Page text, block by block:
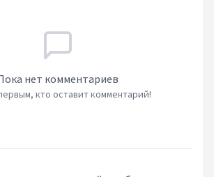
нет комментариев
кто оставит комментарий!